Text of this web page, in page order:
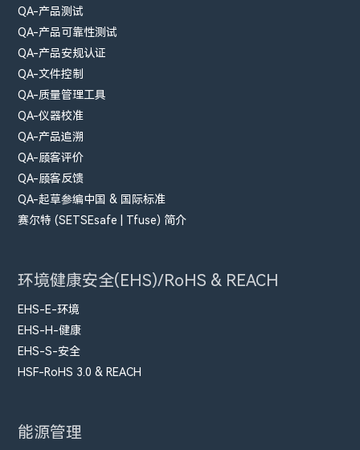
QA-产品测试
QA-产品可靠性测试
QA-产品安规认证
QA-文件控制
QA-质量管理工具
QA-仪器校准
QA-产品追溯
QA-顾客评价
QA-顾客反馈
QA-起草参编中国 & 国际标准
赛尔特 (SETSEsafe | Tfuse) 简介
环境健康安全(EHS)/RoHS & REACH
EHS-E-环境
EHS-H-健康
EHS-S-安全
HSF-RoHS 3.0 & REACH
能源管理